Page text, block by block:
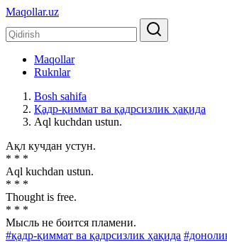
Maqollar.uz
Maqollar
Ruknlar
Bosh sahifa
Қадр-қиммат ва қадрсизлик ҳақида
Aql kuchdan ustun.
Ақл кучдан устун.
* * *
Aql kuchdan ustun.
* * *
Thought is free.
* * *
Мысль не боится пламени.
#қадр-қиммат ва қадрсизлик ҳақида